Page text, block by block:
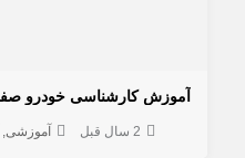
2 سال قبل آموزشی